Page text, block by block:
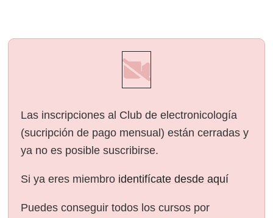
Las inscripciones al Club de electronicología
(sucripción de pago mensual) están cerradas y
ya no es posible suscribirse.
Si ya eres miembro identifícate desde aquí
Puedes conseguir todos los cursos por